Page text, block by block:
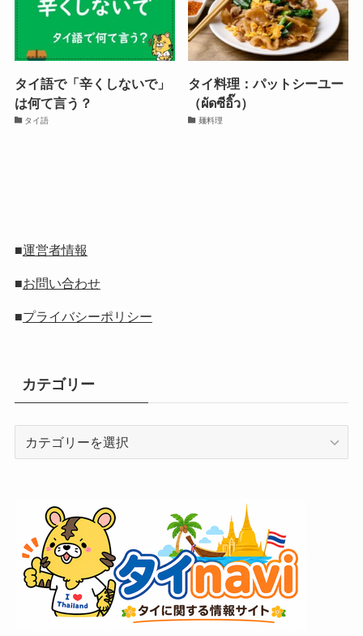
タイ語で「辛くしないで」
は何て言う？
タイ語
タイ料理：パットシーユー
（ผัดซีอิ๊ว）
麺料理
■運営者情報
■お問い合わせ
■プライバシーポリシー
カテゴリー